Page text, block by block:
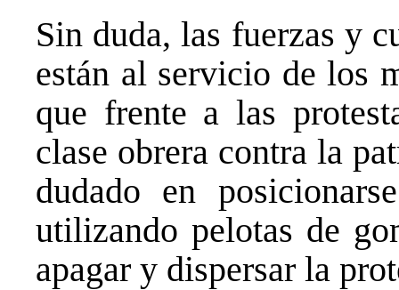
Sin duda, las fuerzas y
están al servicio de los
que frente a las
clase obrera contra la
dudado en
utilizando pelotas de
apagar y dispersar la